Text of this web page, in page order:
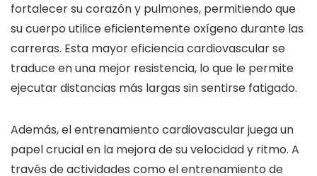
fortalecer su corazón y pulmones, permitiendo que
su cuerpo utilice eficientemente oxígeno durante las
carreras. Esta mayor eficiencia cardiovascular se
traduce en una mejor resistencia, lo que le permite
ejecutar distancias más largas sin sentirse fatigado.
Además, el entrenamiento cardiovascular juega un
papel crucial en la mejora de su velocidad y ritmo. A
través de actividades como el entrenamiento de